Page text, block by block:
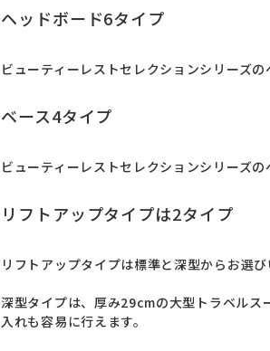
ヘッドボード6タイプ
ビューティーレストセレクションシリーズ
ベース4タイプ
ビューティーレストセレクションシリーズ
リフトアップタイプは2タイプ
リフトアップタイプは標準と深型からお選び
深型タイプは、厚み29cmの大型トラベルス
入れも容易に行えます。